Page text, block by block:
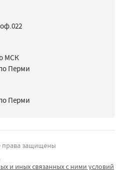
МСК
Перми
Перми
права защищены
и иных связанных с ними условий